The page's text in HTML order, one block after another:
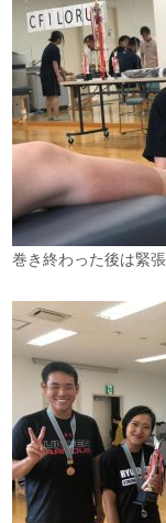
巻き終わった後は緊